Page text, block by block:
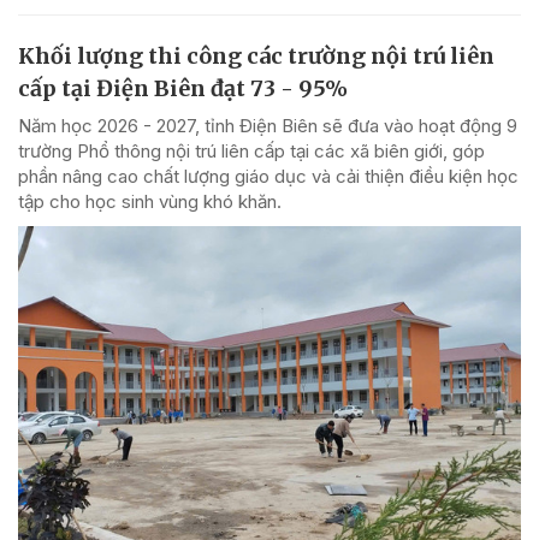
Khối lượng thi công các trường nội trú liên
cấp tại Điện Biên đạt 73 - 95%
Năm học 2026 - 2027, tỉnh Điện Biên sẽ đưa vào hoạt động 9
trường Phổ thông nội trú liên cấp tại các xã biên giới, góp
phần nâng cao chất lượng giáo dục và cải thiện điều kiện học
tập cho học sinh vùng khó khăn.